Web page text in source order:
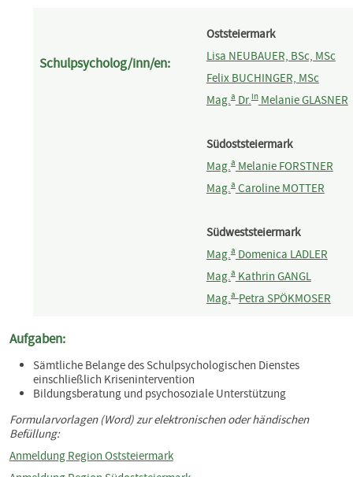
Schulpsycholog/inn/en:
Oststeiermark
Lisa NEUBAUER, BSc, MSc
Felix BUCHINGER, MSc
Mag.aDr.inMelanie GLASNER
Südoststeiermark
Mag.aMelanie FORSTNER
Mag.aCaroline MOTTER
Südweststeiermark
Mag.aDomenica LADLER
Mag.aKathrin GANGL
Mag.a Petra SPÖKMOSER
Aufgaben:
Sämtliche Belange des Schulpsychologischen Dienstes
einschließlich Krisenintervention
Bildungsberatung und psychosoziale Unterstützung
Formularvorlagen (Word) zur elektronischen oder händischen
Befüllung:
Anmeldung Region Oststeiermark